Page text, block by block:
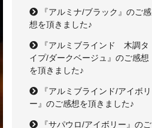
『アルミナ/ブラック』のご感
想を頂きました♪
『アルミブラインド 木調タ
イプ/ダークベージュ』のご感想
を頂きました♪
『アルミブラインド/アイボリ
ー』のご感想を頂きました♪
『サパウロ/アイボリー』のご